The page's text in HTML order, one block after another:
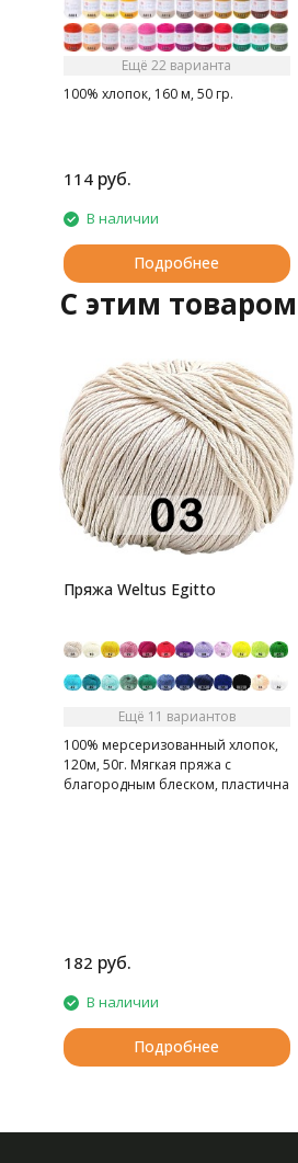
Ещё 22 варианта
100% хлопок, 160 м, 50 гр.
114 руб.
В наличии
Подробнее
C этим
Пряжа Weltus Egitto
Ещё 11 вариантов
100% мерсеризованный хлопок,
120м, 50г. Мягкая пряжа с
благородным блеском, пластична
182 руб.
В наличии
Подробнее